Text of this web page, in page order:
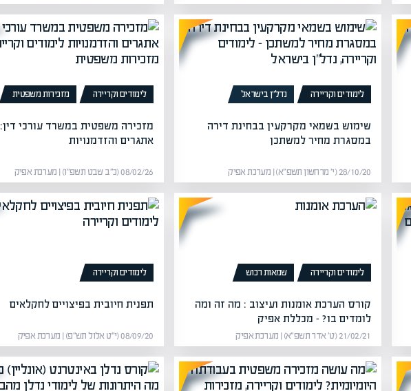
לימודים וקריירה נדל”ן בישראל
שימוש בשמאי מקרקעין בבחינת דירה
במסגרת מחיר למשתכן
28/10/20 (י׳ מרחשון תשפ״א) | מערכת אפיק
לימודים וקריירה מזכירות משפטית
מזכירה משפטית במשרד עורכי דין:
אתגרים והזדמנויות
08/02/26 (כ״ב שבט תשפ״ו) | מערכת אפיק
לימודים וקריירה שמאות רכוש
קורס הערכת אומנות ועיצוב : מה זה ומה
לומדים בו? – מכללת אפיק
21/02/21 (ט׳ אדר תשפ״א) | מערכת אפיק
לימודים וקריירה
תפנית חיובית בפיצויים לחקלאים
08/09/20 (י״ט אלול תש״פ) | מערכת אפיק